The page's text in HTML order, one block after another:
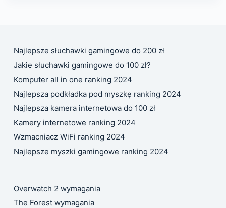
Najlepsze słuchawki gamingowe do 200 zł
Jakie słuchawki gamingowe do 100 zł?
Komputer all in one ranking 2024
Najlepsza podkładka pod myszkę ranking 2024
Najlepsza kamera internetowa do 100 zł
Kamery internetowe ranking 2024
Wzmacniacz WiFi ranking 2024
Najlepsze myszki gamingowe ranking 2024
Overwatch 2 wymagania
The Forest wymagania